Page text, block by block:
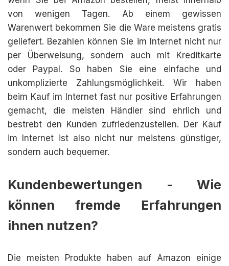
von wenigen Tagen. Ab einem gewissen
Warenwert bekommen Sie die Ware meistens gratis
geliefert. Bezahlen können Sie im Internet nicht nur
per Überweisung, sondern auch mit Kreditkarte
oder Paypal. So haben Sie eine einfache und
unkomplizierte Zahlungsmöglichkeit. Wir haben
beim Kauf im Internet fast nur positive Erfahrungen
gemacht, die meisten Händler sind ehrlich und
bestrebt den Kunden zufriedenzustellen. Der Kauf
im Internet ist also nicht nur meistens günstiger,
sondern auch bequemer.
Kundenbewertungen - Wie
können fremde Erfahrungen
ihnen nutzen?
Die meisten Produkte haben auf Amazon einige